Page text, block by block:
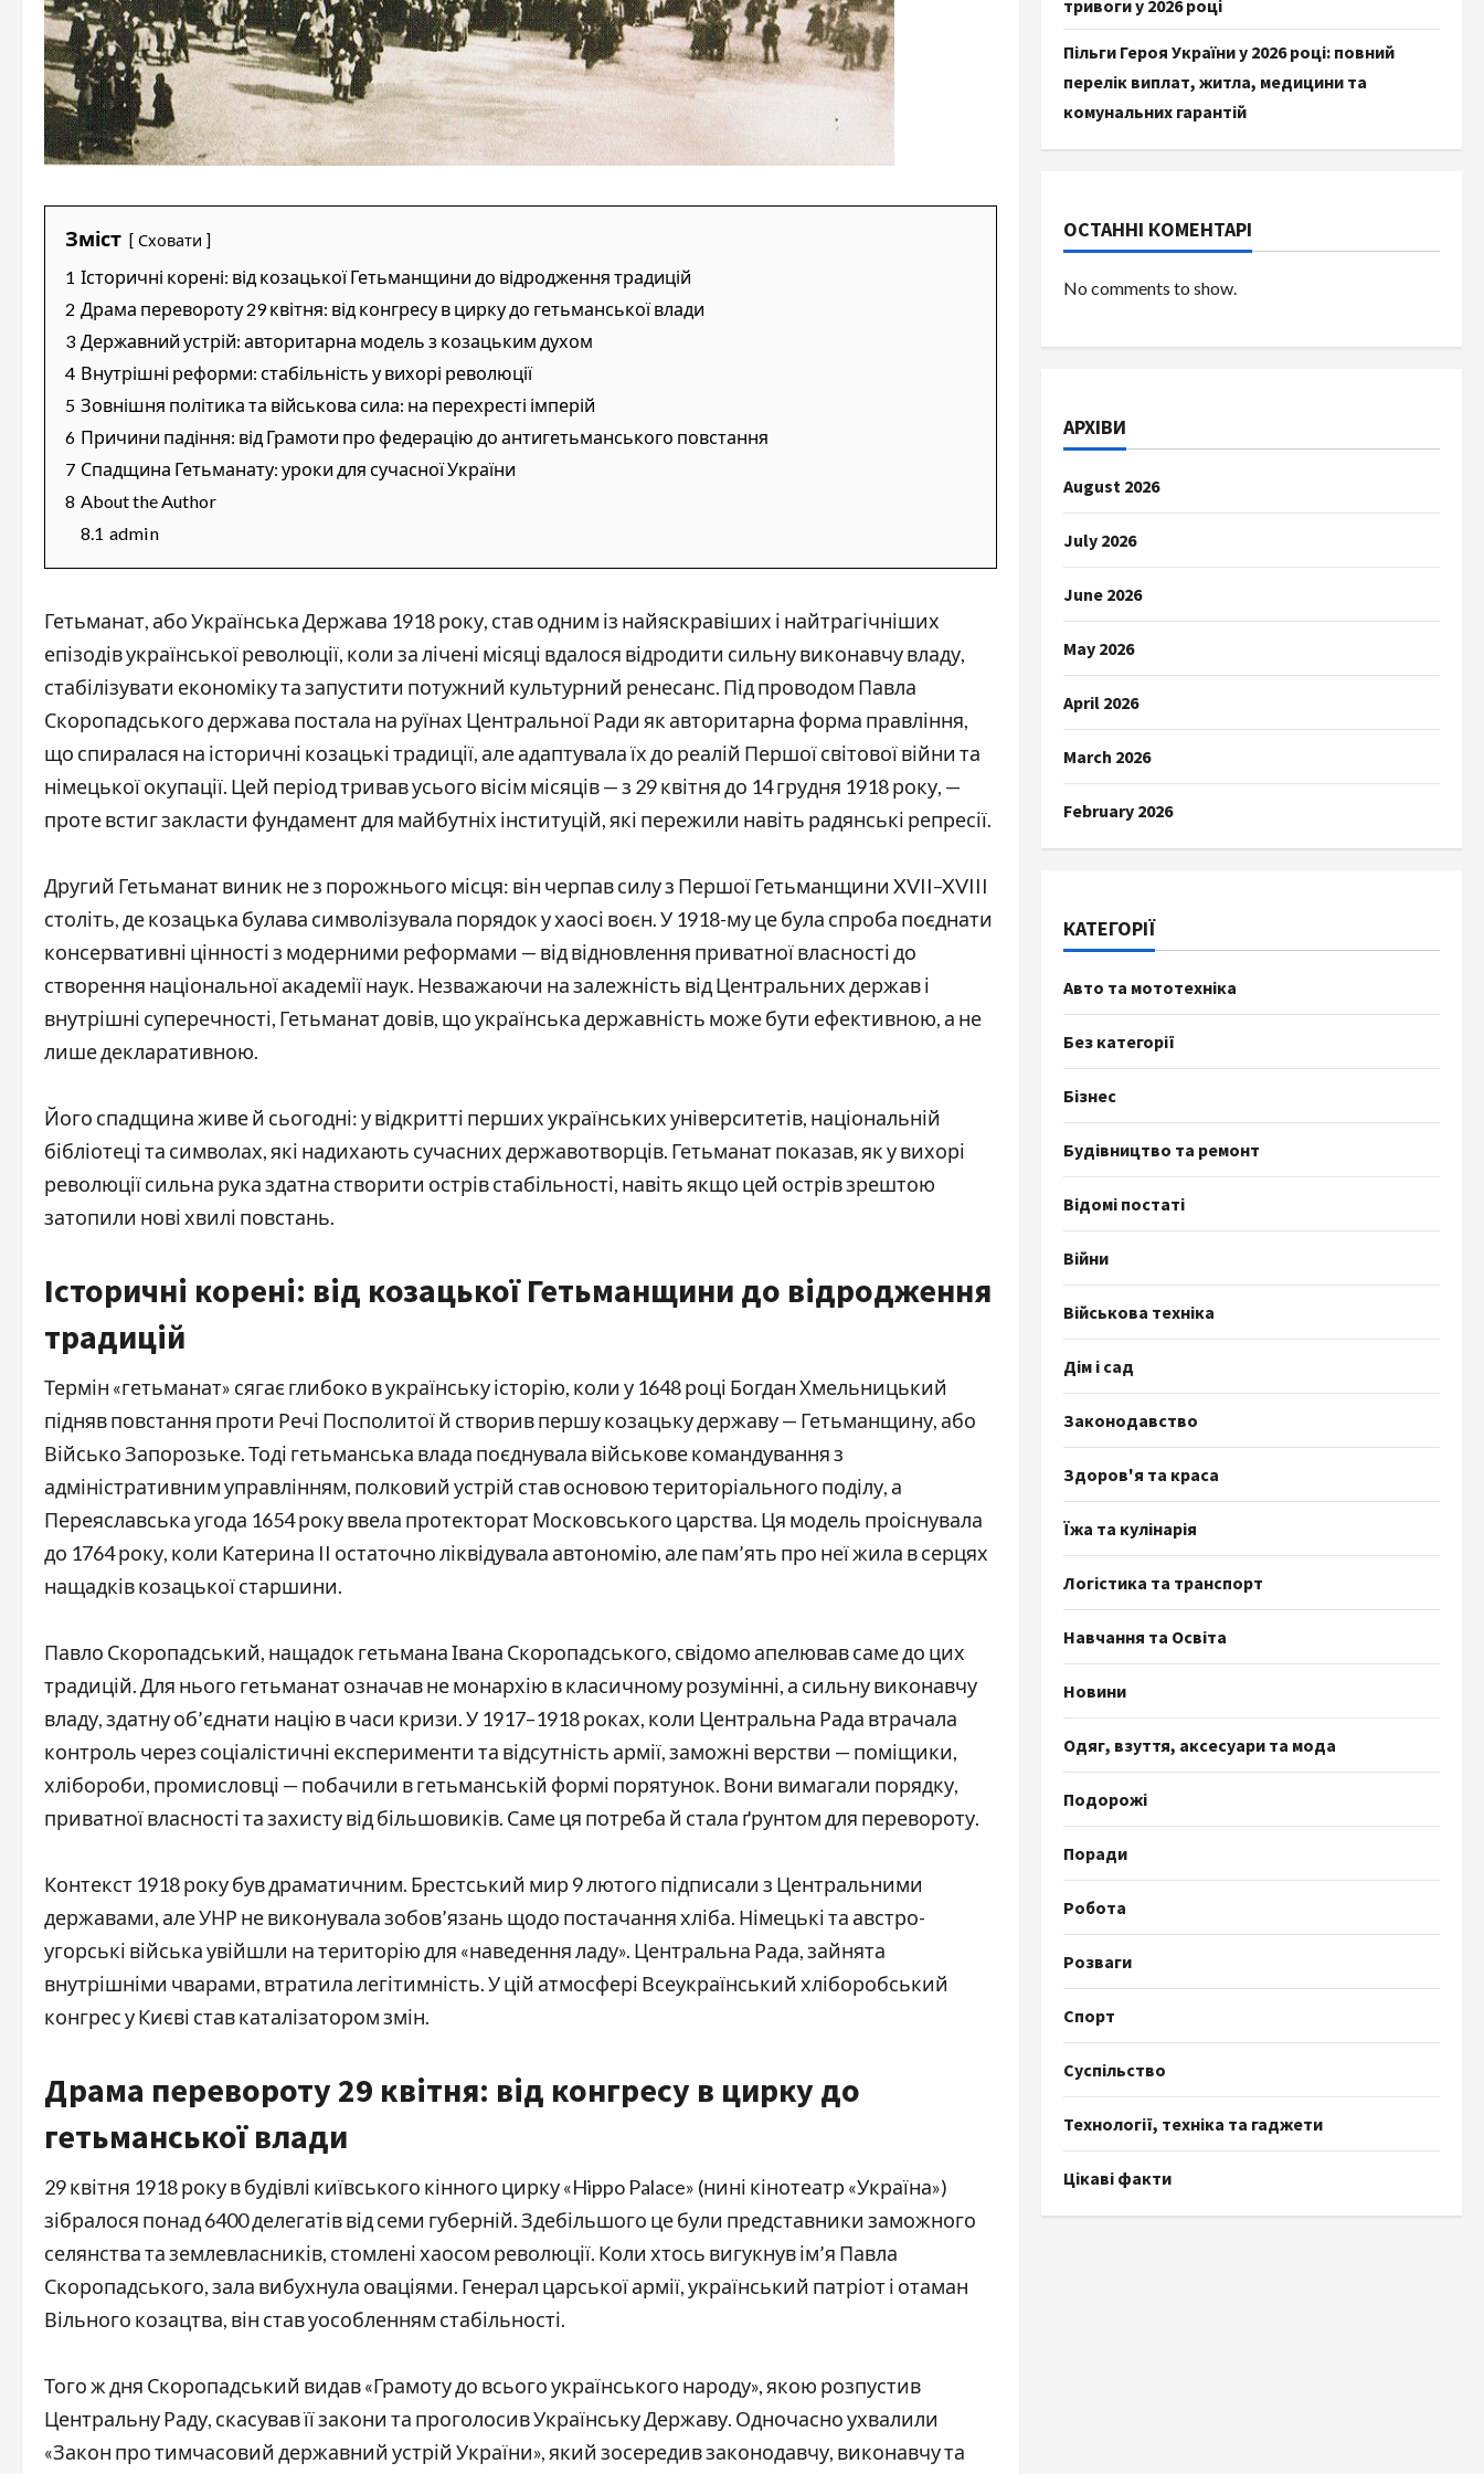
Зміст Сховати
1 Історичні корені: від козацької Гетьманщини до відродження традицій
2 Драма перевороту 29 квітня: від конгресу в цирку до гетьманської влади
3 Державний устрій: авторитарна модель з козацьким духом
4 Внутрішні реформи: стабільність у вихорі революції
5 Зовнішня політика та військова сила: на перехресті імперій
6 Причини падіння: від Грамоти про федерацію до антигетьманського повстання
7 Спадщина Гетьманату: уроки для сучасної України
8 About the Author
8.1 admin
Гетьманат, або Українська Держава 1918 року, став одним із найяскравіших і найтрагічніших
епізодів української революції, коли за лічені місяці вдалося відродити сильну виконавчу владу,
стабілізувати економіку та запустити потужний культурний ренесанс. Під проводом Павла
Скоропадського держава постала на руїнах Центральної Ради як авторитарна форма правління,
що спиралася на історичні козацькі традиції, але адаптувала їх до реалій Першої світової війни та
німецької окупації. Цей період тривав усього вісім місяців — з 29 квітня до 14 грудня 1918 року, —
проте встиг закласти фундамент для майбутніх інституцій, які пережили навіть радянські репресії.
Другий Гетьманат виник не з порожнього місця: він черпав силу з Першої Гетьманщини XVII–XVIII
століть, де козацька булава символізувала порядок у хаосі воєн. У 1918-му це була спроба поєднати
консервативні цінності з модерними реформами — від відновлення приватної власності до
створення національної академії наук. Незважаючи на залежність від Центральних держав і
внутрішні суперечності, Гетьманат довів, що українська державність може бути ефективною, а не
лише декларативною.
Його спадщина живе й сьогодні: у відкритті перших українських університетів, національній
бібліотеці та символах, які надихають сучасних державотворців. Гетьманат показав, як у вихорі
революції сильна рука здатна створити острів стабільності, навіть якщо цей острів зрештою
затопили нові хвилі повстань.
Історичні корені: від козацької Гетьманщини до відродження
традицій
Термін «гетьманат» сягає глибоко в українську історію, коли у 1648 році Богдан Хмельницький
підняв повстання проти Речі Посполитої й створив першу козацьку державу — Гетьманщину, або
Військо Запорозьке. Тоді гетьманська влада поєднувала військове командування з
адміністративним управлінням, полковий устрій став основою територіального поділу, а
Переяславська угода 1654 року ввела протекторат Московського царства. Ця модель проіснувала
до 1764 року, коли Катерина II остаточно ліквідувала автономію, але пам’ять про неї жила в серцях
нащадків козацької старшини.
Павло Скоропадський, нащадок гетьмана Івана Скоропадського, свідомо апелював саме до цих
традицій. Для нього гетьманат означав не монархію в класичному розумінні, а сильну виконавчу
владу, здатну об’єднати націю в часи кризи. У 1917–1918 роках, коли Центральна Рада втрачала
контроль через соціалістичні експерименти та відсутність армії, заможні верстви — поміщики,
хлібороби, промисловці — побачили в гетьманській формі порятунок. Вони вимагали порядку,
приватної власності та захисту від більшовиків. Саме ця потреба й стала ґрунтом для перевороту.
Контекст 1918 року був драматичним. Брестський мир 9 лютого підписали з Центральними
державами, але УНР не виконувала зобов’язань щодо постачання хліба. Німецькі та австро-
угорські війська увійшли на територію для «наведення ладу». Центральна Рада, зайнята
внутрішніми чварами, втратила легітимність. У цій атмосфері Всеукраїнський хліборобський
конгрес у Києві став каталізатором змін.
Драма перевороту 29 квітня: від конгресу в цирку до
гетьманської влади
29 квітня 1918 року в будівлі київського кінного цирку «Hippo Palace» (нині кінотеатр «Україна»)
зібралося понад 6400 делегатів від семи губерній. Здебільшого це були представники заможного
селянства та землевласників, стомлені хаосом революції. Коли хтось вигукнув ім’я Павла
Скоропадського, зала вибухнула оваціями. Генерал царської армії, український патріот і отаман
Вільного козацтва, він став уособленням стабільності.
Того ж дня Скоропадський видав «Грамоту до всього українського народу», якою розпустив
Центральну Раду, скасував її закони та проголосив Українську Державу. Одночасно ухвалили
«Закон про тимчасовий державний устрій України», який зосередив законодавчу, виконавчу та
тривоги у 2026 році
Пільги Героя України у 2026 році: повний
перелік виплат, житла, медицини та
комунальних гарантій
ОСТАННІ КОМЕНТАРІ
No comments to show.
АРХІВИ
August 2026
July 2026
June 2026
May 2026
April 2026
March 2026
February 2026
КАТЕГОРІЇ
Авто та мототехніка
Без категорії
Бізнес
Будівництво та ремонт
Відомі постаті
Війни
Військова техніка
Дім і сад
Законодавство
Здоров'я та краса
Їжа та кулінарія
Логістика та транспорт
Навчання та Освіта
Новини
Одяг, взуття, аксесуари та мода
Подорожі
Поради
Робота
Розваги
Спорт
Суспільство
Технології, техніка та гаджети
Цікаві факти